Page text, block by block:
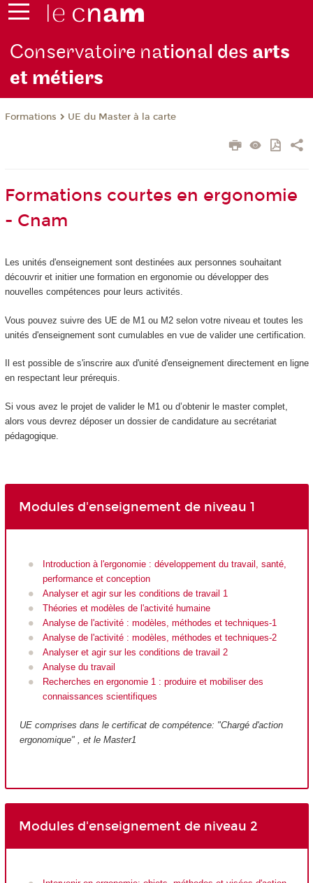
Conservatoire national des arts
et métiers
Formations UE du Master à la carte
Formations courtes en ergonomie
- Cnam
Les unités d'enseignement sont destinées aux personnes souhaitant
découvrir et initier une formation en ergonomie ou développer des
nouvelles compétences pour leurs activités.
Vous pouvez suivre des UE de M1 ou M2 selon votre niveau et toutes les
unités d'enseignement sont cumulables en vue de valider une certification.
Il est possible de s'inscrire aux d'unité d'enseignement directement en ligne
en respectant leur prérequis.
Si vous avez le projet de valider le M1 ou d’obtenir le master complet,
alors vous devrez déposer un dossier de candidature au secrétariat
pédagogique.
Modules d'enseignement de niveau 1
Introduction à l'ergonomie : développement du travail, santé,
performance et conception
Analyser et agir sur les conditions de travail 1
Théories et modèles de l'activité humaine
Analyse de l'activité : modèles, méthodes et techniques-1
Analyse de l'activité : modèles, méthodes et techniques-2
Analyser et agir sur les conditions de travail 2
Analyse du travail
Recherches en ergonomie 1 : produire et mobiliser des
connaissances scientifiques
UE comprises dans le certificat de compétence: "Chargé d'action
ergonomique" , et le Master1
Modules d'enseignement de niveau 2